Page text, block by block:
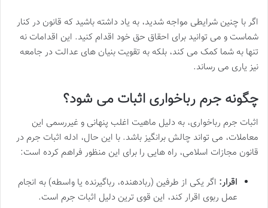
اگر با چنین شرایطی مواجه شدید، به یاد داشته باشید که قانون در کنار
شماست و می توانید برای احقاق حق خود اقدام کنید. این اقدامات نه
تنها به شما کمک می کند، بلکه به تقویت بنیان های عدالت در جامعه
نیز یاری می رساند.
چگونه جرم رباخواری اثبات می شود؟
اثبات جرم رباخواری، به دلیل ماهیت اغلب پنهانی و غیررسمی این
معاملات، می تواند چالش برانگیز باشد. با این حال، ادله اثبات جرم در
قانون مجازات اسلامی، راه هایی را برای این منظور فراهم کرده است:
اقرار: اگر یکی از طرفین (ربادهنده، رباگیرنده یا واسطه) به انجام
عمل ربوی اقرار کند، این قوی ترین دلیل اثبات جرم است.